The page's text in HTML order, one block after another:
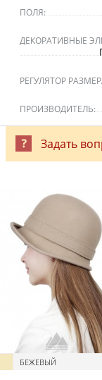
ПОЛЯ:
ДЕКОРАТИВНЫЕ
РЕГУЛЯТОР
ПРОИЗВОДИТЕЛЬ:
Задать
БЕЖЕВЫЙ